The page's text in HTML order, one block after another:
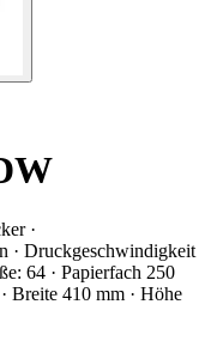
·
· Druckgeschwindigkeit
64 · Papierfach 250
410 mm · Höhe